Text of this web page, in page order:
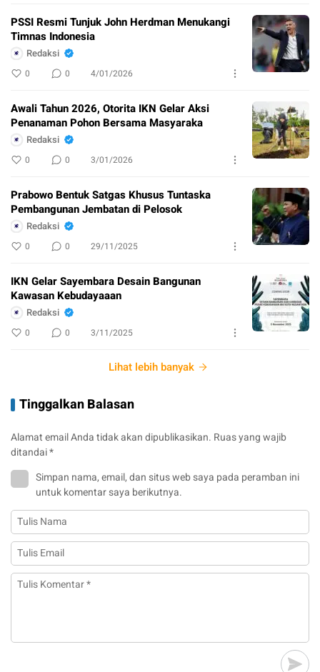
PSSI Resmi Tunjuk John Herdman Menukangi
Timnas Indonesia
Redaksi
0 0 4/01/2026
Awali Tahun 2026, Otorita IKN Gelar Aksi
Penanaman Pohon Bersama Masyaraka
Redaksi
0 0 3/01/2026
Prabowo Bentuk Satgas Khusus Tuntaska
Pembangunan Jembatan di Pelosok
Redaksi
0 0 29/11/2025
IKN Gelar Sayembara Desain Bangunan
Kawasan Kebudayaaan
Redaksi
0 0 3/11/2025
Lihat lebih banyak
Tinggalkan Balasan
Alamat email Anda tidak akan dipublikasikan. Ruas yang wajib
ditandai*
Simpan nama, email, dan situs web saya pada peramban ini
untuk komentar saya berikutnya.